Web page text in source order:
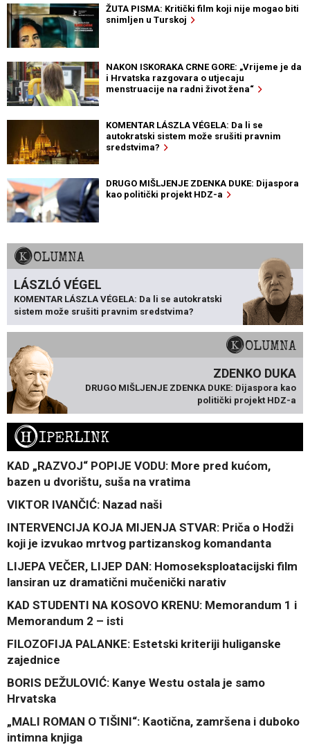
ŽUTA PISMA: Kritički film koji nije mogao biti
snimljen u Turskoj
NAKON ISKORAKA CRNE GORE: „Vrijeme je da
i Hrvatska razgovara o utjecaju
menstruacije na radni život žena“
KOMENTAR LÁSZLA VÉGELA: Da li se
autokratski sistem može srušiti pravnim
sredstvima?
DRUGO MIŠLJENJE ZDENKA DUKE: Dijaspora
kao politički projekt HDZ-a
KOLUMNA
LÁSZLÓ VÉGEL
KOMENTAR LÁSZLA VÉGELA: Da li se autokratski
sistem može srušiti pravnim sredstvima?
KOLUMNA
ZDENKO DUKA
DRUGO MIŠLJENJE ZDENKA DUKE: Dijaspora kao
politički projekt HDZ-a
HIPERLINK
KAD „RAZVOJ“ POPIJE VODU: More pred kućom,
bazen u dvorištu, suša na vratima
VIKTOR IVANČIĆ: Nazad naši
INTERVENCIJA KOJA MIJENJA STVAR: Priča o Hodži
koji je izvukao mrtvog partizanskog komandanta
LIJEPA VEČER, LIJEP DAN: Homoseksploatacijski film
lansiran uz dramatični mučenički narativ
KAD STUDENTI NA KOSOVO KRENU: Memorandum 1 i
Memorandum 2 – isti
FILOZOFIJA PALANKE: Estetski kriteriji huliganske
zajednice
BORIS DEŽULOVIĆ: Kanye Westu ostala je samo
Hrvatska
„MALI ROMAN O TIŠINI“: Kaotična, zamršena i duboko
intimna knjiga